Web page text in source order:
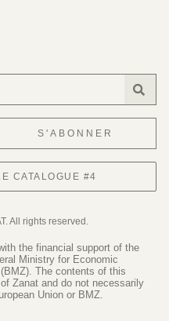
CATALOGUE #4
S'ABONNER
All rights reserved.
the financial support of the
Ministry for Economic
The contents of this
Zanat and do not necessarily
Union or BMZ.